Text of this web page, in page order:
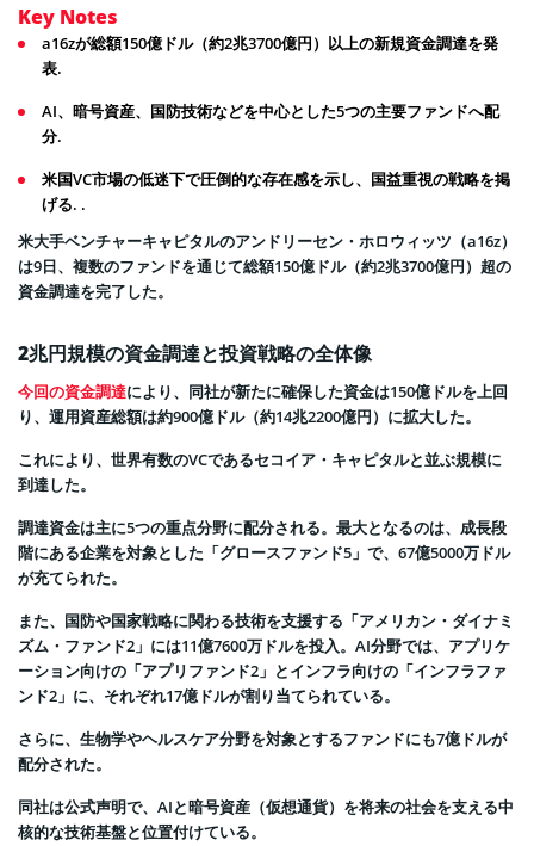
Key Notes
a16zが総額150億ドル（約2兆3700億円）以上の新規資金調達を発
表.
AI、暗号資産、国防技術などを中心とした5つの主要ファンドへ配
分.
米国VC市場の低迷下で圧倒的な存在感を示し、国益重視の戦略を掲
げる. .
米大手ベンチャーキャピタルのアンドリーセン・ホロウィッツ（a16z）
は9日、複数のファンドを通じて総額150億ドル（約2兆3700億円）超の
資金調達を完了した。
2兆円規模の資金調達と投資戦略の全体像
今回の資金調達により、同社が新たに確保した資金は150億ドルを上回
り、運用資産総額は約900億ドル（約14兆2200億円）に拡大した。
これにより、世界有数のVCであるセコイア・キャピタルと並ぶ規模に
到達した。
調達資金は主に5つの重点分野に配分される。最大となるのは、成長段
階にある企業を対象とした「グロースファンド5」で、67億5000万ドル
が充てられた。
また、国防や国家戦略に関わる技術を支援する「アメリカン・ダイナミ
ズム・ファンド2」には11億7600万ドルを投入。AI分野では、アプリケ
ーション向けの「アプリファンド2」とインフラ向けの「インフラファ
ンド2」に、それぞれ17億ドルが割り当てられている。
さらに、生物学やヘルスケア分野を対象とするファンドにも7億ドルが
配分された。
同社は公式声明で、AIと暗号資産（仮想通貨）を将来の社会を支える中
核的な技術基盤と位置付けている。